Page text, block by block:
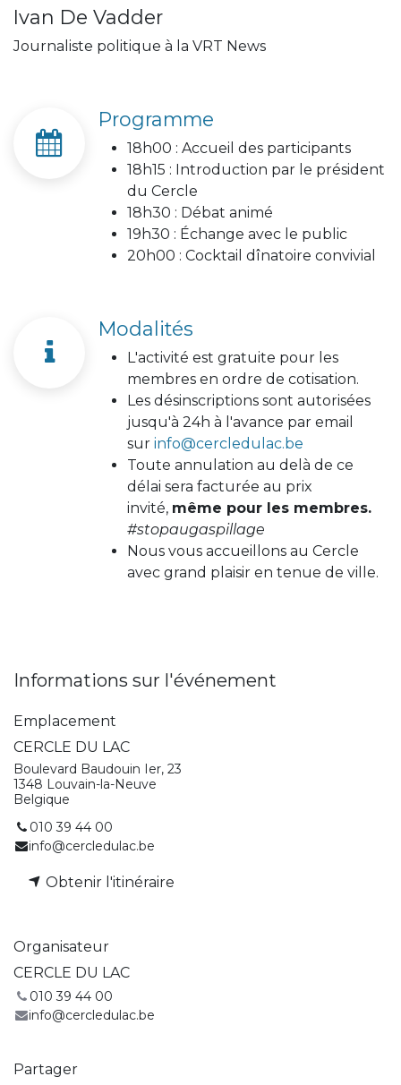
Ivan De Vadder
Journaliste politique à la VRT News
Programme
18h00 : Accueil des participants
18h15 : Introduction par le président
du Cercle
18h30 : Débat animé
19h30 : Échange avec le public
20h00 : Cocktail dînatoire convivial
Modalités
L'activité est gratuite pour les
membres en ordre de cotisation.
Les désinscriptions sont autorisées
jusqu'à 24h à l'avance par email
sur info@cercledulac.be
Toute annulation au delà de ce
délai sera facturée au prix
invité, même pour les membres.
#stopaugaspillage
Nous vous accueillons au Cercle
avec grand plaisir en tenue de ville.
Informations sur l'événement
Emplacement
CERCLE DU LAC
Boulevard Baudouin Ier, 23
1348 Louvain-la-Neuve
Belgique
010 39 44 00
info@cercledulac.be
Obtenir l'itinéraire
Organisateur
CERCLE DU LAC
010 39 44 00
info@cercledulac.be
Partager